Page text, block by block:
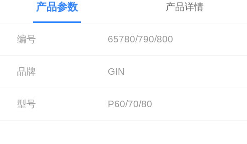
产品参数 产品详情
编号 65780/790/800
品牌 GIN
型号 P60/70/80